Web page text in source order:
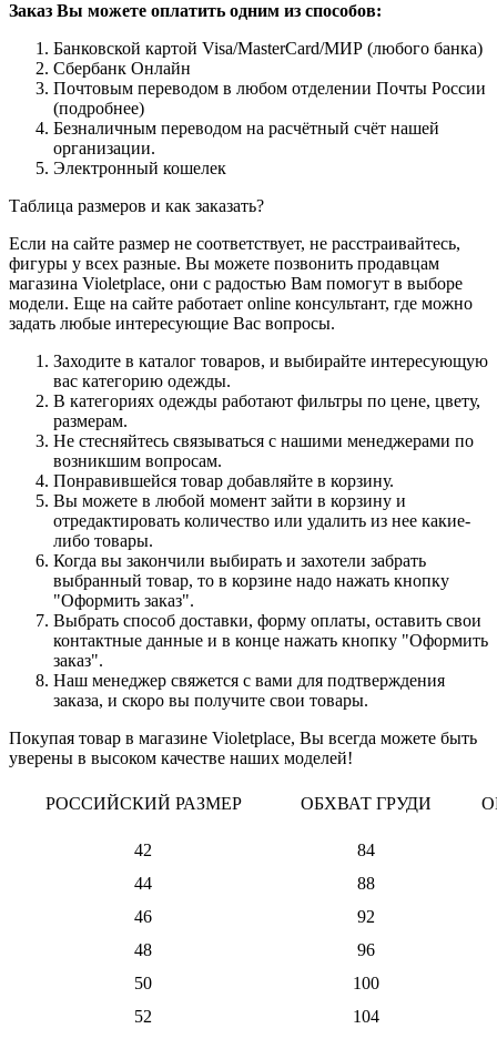
Заказ Вы можете оплатить одним из способов:
Банковской картой Visa/MasterCard/МИР (любого банка)
Сбербанк Онлайн
Почтовым переводом в любом отделении Почты России
(подробнее)
Безналичным переводом на расчётный счёт нашей
организации.
Электронный кошелек
Таблица размеров и как заказать?
Если на сайте размер не соответствует, не расстраивайтесь,
фигуры у всех разные. Вы можете позвонить продавцам
магазина Violetplace, они с радостью Вам помогут в выборе
модели. Еще на сайте работает online консультант, где можно
задать любые интересующие Вас вопросы.
Заходите в каталог товаров, и выбирайте интересующую
вас категорию одежды.
В категориях одежды работают фильтры по цене, цвету,
размерам.
Не стесняйтесь связываться с нашими менеджерами по
возникшим вопросам.
Понравившейся товар добавляйте в корзину.
Вы можете в любой момент зайти в корзину и
отредактировать количество или удалить из нее какие-
либо товары.
Когда вы закончили выбирать и захотели забрать
выбранный товар, то в корзине надо нажать кнопку
"Оформить заказ".
Выбрать способ доставки, форму оплаты, оставить свои
контактные данные и в конце нажать кнопку "Оформить
заказ".
Наш менеджер свяжется с вами для подтверждения
заказа, и скоро вы получите свои товары.
Покупая товар в магазине Violetplace, Вы всегда можете быть
уверены в высоком качестве наших моделей!
РОССИЙСКИЙ РАЗМЕР ОБХВАТ ГРУДИ
42
84
44
88
46
92
48
96
50
100
52
104